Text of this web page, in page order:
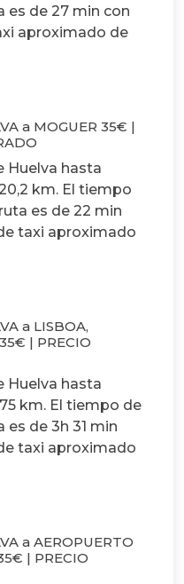
es de 27 min con
aproximado de
a MOGUER 35€ |
Huelva hasta
km. El tiempo
es de 22 min
taxi aproximado
a LISBOA,
| PRECIO
Huelva hasta
km. El tiempo de
es de 3h 31 min
taxi aproximado
a AEROPUERTO
| PRECIO